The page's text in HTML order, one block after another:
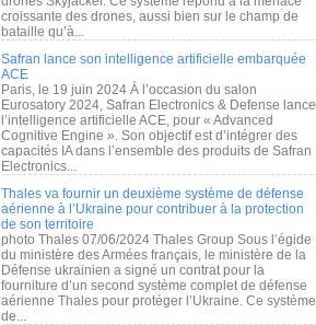
croissante des drones, aussi bien sur le champ de
bataille qu’à...
Safran lance son intelligence artificielle embarquée
ACE
Paris, le 19 juin 2024 À l’occasion du salon
Eurosatory 2024, Safran Electronics & Defense lance
l’intelligence artificielle ACE, pour « Advanced
Cognitive Engine ». Son objectif est d’intégrer des
capacités IA dans l’ensemble des produits de Safran
Electronics...
Thales va fournir un deuxième système de défense
aérienne à l’Ukraine pour contribuer à la protection
de son territoire
photo Thales 07/06/2024 Thales Group Sous l’égide
du ministère des Armées français, le ministère de la
Défense ukrainien a signé un contrat pour la
fourniture d’un second système complet de défense
aérienne Thales pour protéger l’Ukraine. Ce système
de...